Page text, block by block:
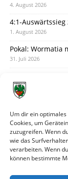
Um dir ein
Cookies, um
zuzugreifen. Wenn
wie das
verarbeiten. Wenn
können bestimmte
4. August 2026
4:1-
1. August 2026
Pokal: Wormatia
31. Juli 2026
30. Juli 2026
28. Juli 2026
Neuer
28. Juli 2026
Neue Podcast-